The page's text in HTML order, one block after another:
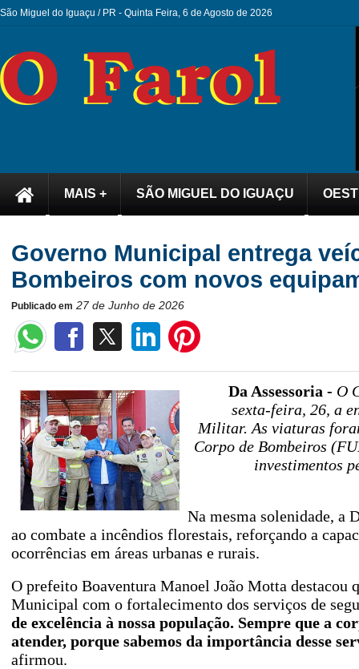
São Miguel do Iguaçu / PR - Quinta Feira, 6 de Agosto de 2026
MAIS + SÃO MIGUEL DO IGUAÇU
Governo Municipal entrega
Bombeiros com novos
Publicado em 27 de Junho de 2026
Da Assessoria - O
sexta-feira, 26, a
Militar. As viaturas
Corpo de Bombeiros
investimentos
Na mesma solenidade, a
ao combate a incêndios florestais, reforçando a
ocorrências em áreas urbanas e rurais.
O prefeito Boaventura Manoel João Motta
Municipal com o fortalecimento dos serviços de
de excelência à nossa população. Sempre que a
atender, porque sabemos da importância desse
afirmou.